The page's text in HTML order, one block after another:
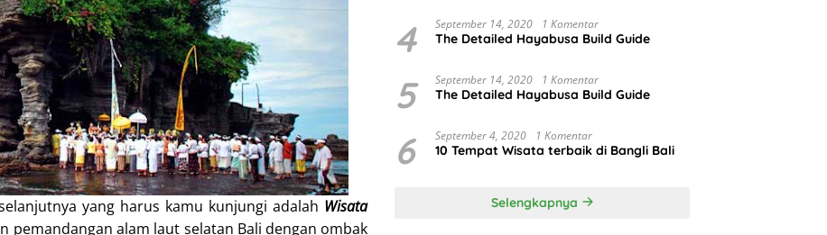
yang harus kamu kunjungi adalah Wisata
pemandangan alam laut selatan Bali dengan ombak
4 September 14, 2020 1 Komentar
The Detailed Hayabusa Build Guide
5 September 14, 2020 1 Komentar
The Detailed Hayabusa Build Guide
6 September 4, 2020 1 Komentar
10 Tempat Wisata terbaik di Bangli Bali
Selengkapnya